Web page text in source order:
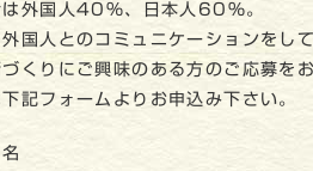
は外国人40％、日本人60％。
国人とのコミュニケーションをし
くりにご興味のある方のご応募を
記フォームよりお申込み下さい。